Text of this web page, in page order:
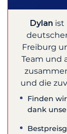
Dylan ist
Freiburg
Team und
und die
Finden
dank